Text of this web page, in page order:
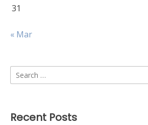
31
« Mar
Search
for:
Recent Posts